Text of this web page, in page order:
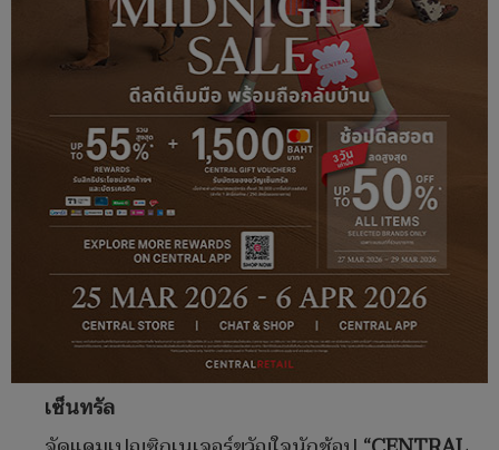
เซ็นทรัล